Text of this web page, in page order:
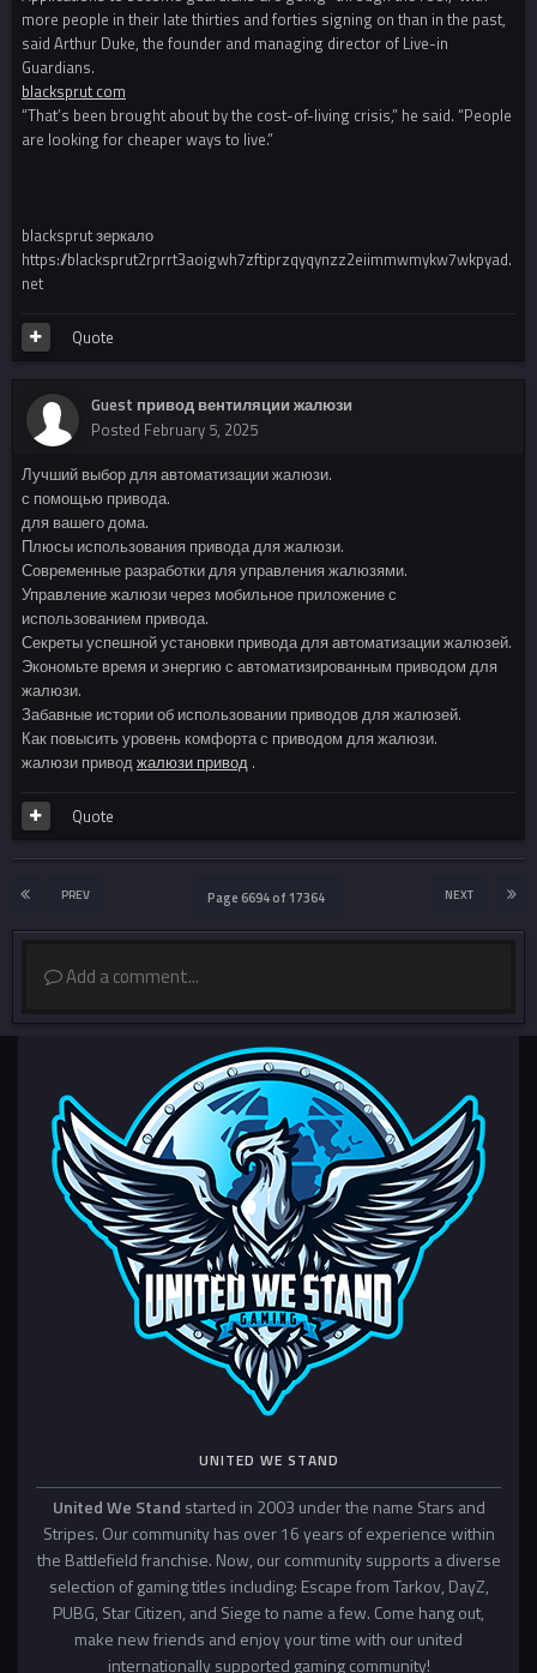
more people in their late thirties and forties signing on than in the past,
said Arthur Duke, the founder and managing director of Live-in
Guardians.
blacksprut com
“That’s been brought about by the cost-of-living crisis,” he said. “People
are looking for cheaper ways to live.”
blacksprut зеркало
https://blacksprut2rprrt3aoigwh7zftiprzqyqynzz2eiimmwmykw7wkpyad.
net
Quote
Guest привод вентиляции жалюзи
Posted February 5, 2025
Лучший выбор для автоматизации жалюзи.
с помощью привода.
для вашего дома.
Плюсы использования привода для жалюзи.
Современные разработки для управления жалюзями.
Управление жалюзи через мобильное приложение с
использованием привода.
Секреты успешной установки привода для автоматизации жалюзей.
Экономьте время и энергию с автоматизированным приводом для
жалюзи.
Забавные истории об использовании приводов для жалюзей.
Как повысить уровень комфорта с приводом для жалюзи.
жалюзи приводжалюзи привод .
Quote
PREV NEXT
Page 6694 of 17364
Add a comment...
UNITED WE STAND
United We Stand started in 2003 under the name Stars and
Stripes. Our community has over 16 years of experience within
the Battlefield franchise. Now, our community supports a diverse
selection of gaming titles including: Escape from Tarkov, DayZ,
PUBG, Star Citizen, and Siege to name a few. Come hang out,
make new friends and enjoy your time with our united
internationally supported gaming community!